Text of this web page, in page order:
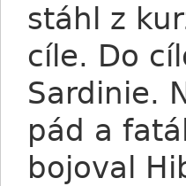
stáhl z
cíle. Do
Sardinie.
pád a
bojoval